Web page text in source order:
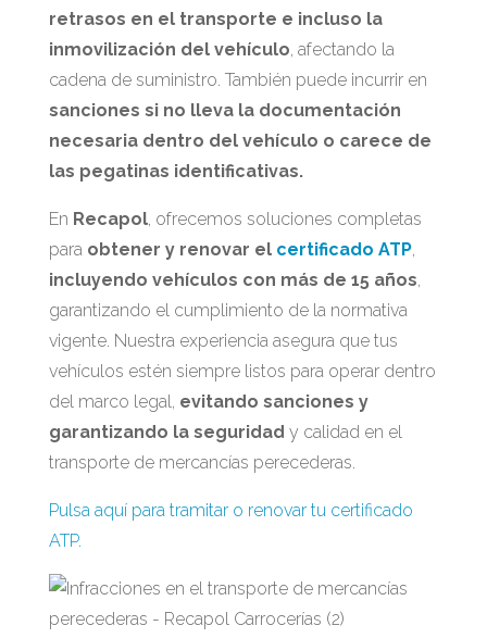
retrasos en el transporte e incluso la
inmovilización del vehículo, afectando la
cadena de suministro. También puede incurrir en
sanciones si no lleva la documentación
necesaria dentro del vehículo o carece de
las pegatinas identificativas.
En Recapol, ofrecemos soluciones completas
para obtener y renovar el certificado ATP,
incluyendo vehículos con más de 15 años,
garantizando el cumplimiento de la normativa
vigente. Nuestra experiencia asegura que tus
vehículos estén siempre listos para operar dentro
del marco legal, evitando sanciones y
garantizando la seguridad y calidad en el
transporte de mercancías perecederas.
Pulsa aquí para tramitar o renovar tu certificado
ATP.